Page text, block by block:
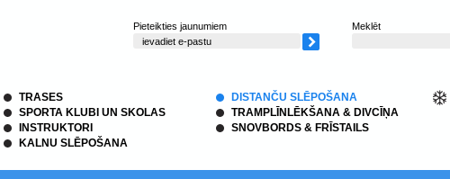
Pieteikties jaunumiem Meklēt
TRASES
SPORTA KLUBI UN SKOLAS
INSTRUKTORI
KALNU SLĒPOŠANA
DISTANČU SLĒPOŠANA
TRAMPLĪNLĒKŠANA & DIVCĪŅA
SNOVBORDS & FRĪSTAILS